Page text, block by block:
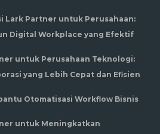
Lark Partner untuk Perusahaan:
Digital Workplace yang Efektif
untuk Perusahaan Teknologi:
yang Lebih Cepat dan Efisien
Otomatisasi Workflow Bisnis
untuk Meningkatkan